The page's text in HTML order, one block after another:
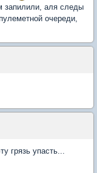
запилили, аля следы
очереди,
грязь упасть...